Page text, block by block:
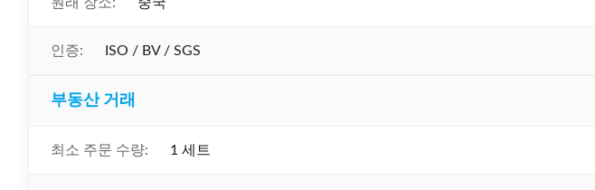
인증: ISO / BV / SGS
부동산 거래
최소 주문 수량: 1 세트